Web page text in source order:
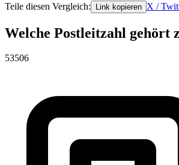
Teile diesen Vergleich: Link kopieren X /
Welche Postleitzahl gehört
53506